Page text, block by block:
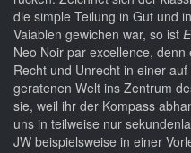
die simple Teilung in Gut und
Vaiablen gewichen war, so ist
Neo Noir par excellence,
Recht und Unrecht in einer
geratenen Welt ins Zentrum
sie, weil ihr der Kompass
uns in teilweise nur
JW beispielsweise in einer